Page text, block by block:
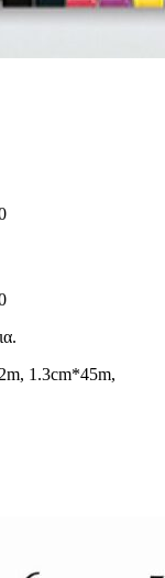
1.3cm*45m,